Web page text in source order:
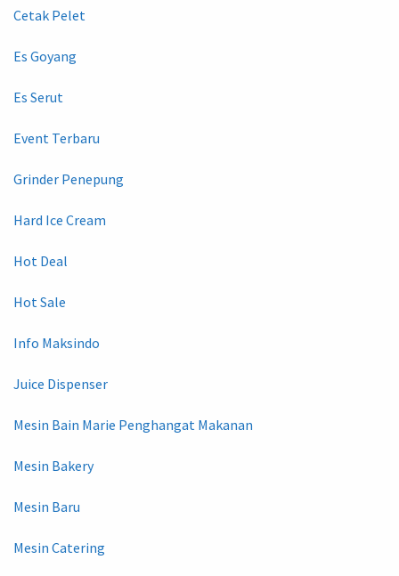
Cetak Pelet
Es Goyang
Es Serut
Event Terbaru
Grinder Penepung
Hard Ice Cream
Hot Deal
Hot Sale
Info Maksindo
Juice Dispenser
Mesin Bain Marie Penghangat Makanan
Mesin Bakery
Mesin Baru
Mesin Catering